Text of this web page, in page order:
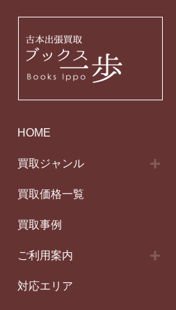
HOME
買取ジャンル
買取価格一覧
買取事例
ご利用案内
対応エリア